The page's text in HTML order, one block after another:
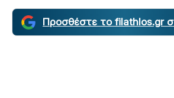
Προσθέστε το filathlos.gr